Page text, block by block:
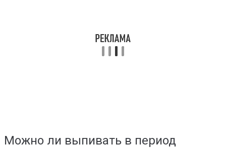
Можно ли выпивать в период